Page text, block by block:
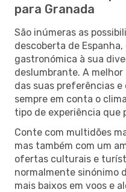
para Granada
São inúmeras as
descoberta de
gastronómica à sua
deslumbrante. A
das suas preferências e
sempre em conta o
tipo de experiência que
Conte com multidões
mas também com um
ofertas culturais e
normalmente sinónimo
mais baixos em voos e